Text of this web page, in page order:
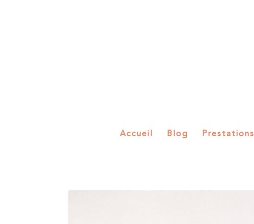
Accueil Blog Prestations